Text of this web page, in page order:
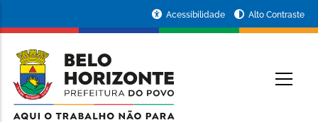
conteúdo
principal
da
Prefeitura
de
Acessibilidade Alto Contraste